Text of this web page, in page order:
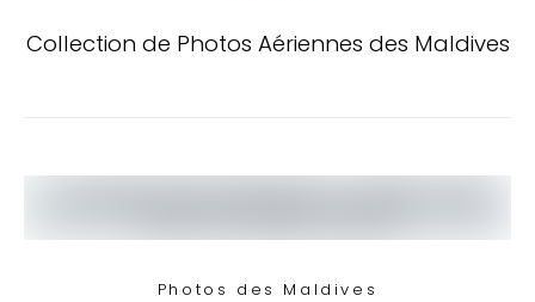
Collection de Photos Aériennes des Maldives
Photos des Maldives